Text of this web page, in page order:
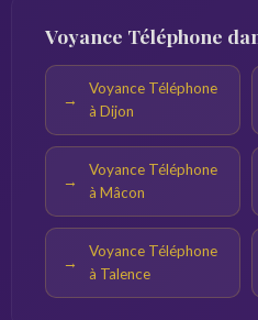
Voyance Téléphone
Voyance Téléphone
à Dijon
Voyance Téléphone
à Mâcon
Voyance Téléphone
à Talence